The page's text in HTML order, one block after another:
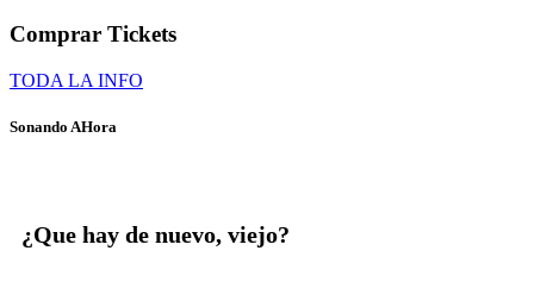
Comprar Tickets
TODA LA INFO
Sonando AHora
¿Que hay de nuevo, viejo?